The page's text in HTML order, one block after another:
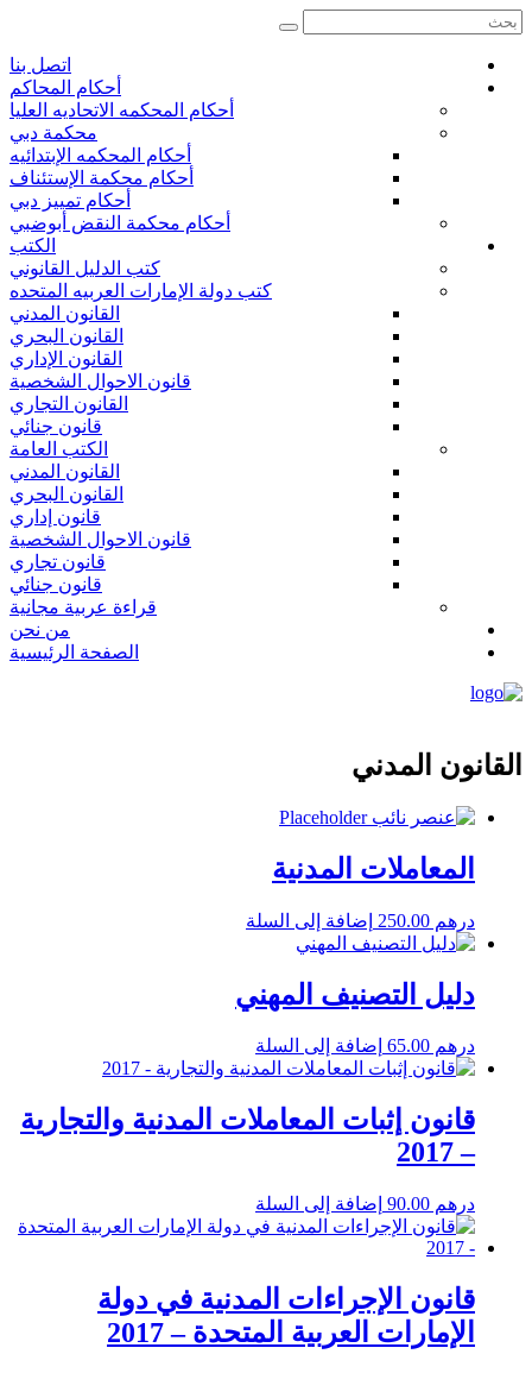
بحث
اتصل بنا
أحكام المحاكم
أحكام المحكمه الاتحاديه العليا
محكمة دبي
أحكام المحكمه الإبتدائيه
أحكام محكمة الإستئناف
أحكام تمييز دبي
أحكام محكمة النقض أبوضبي
الكتب
كتب الدليل القانوني
كتب دولة الإمارات العربيه المتحده
القانون المدني
القانون البحري
القانون الإداري
قانون الاحوال الشخصية
القانون التجاري
قانون جنائي
الكتب العامة
القانون المدني
القانون البحري
قانون إداري
قانون الاحوال الشخصية
قانون تجاري
قانون جنائي
قراءة عربية مجانية
من نحن
الصفحة الرئيسية
القانون المدني
المعاملات المدنية
درهم 250.00 إضافة إلى السلة
دليل التصنيف المهني
درهم 65.00 إضافة إلى السلة
قانون إثبات المعاملات المدنية والتجارية
– 2017
درهم 90.00 إضافة إلى السلة
قانون الإجراءات المدنية في دولة
الإمارات العربية المتحدة – 2017